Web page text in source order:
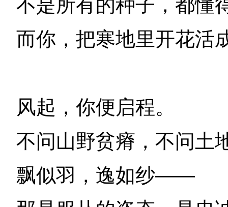
不是所有的种子，都懂
而你，把寒地里开花活
风起，你便启程。
不问山野贫瘠，不问土
飘似羽，逸如纱——